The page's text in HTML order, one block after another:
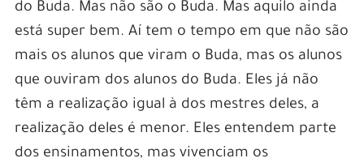
do Buda. Mas não são o Buda. Mas aquilo ainda
está super bem. Aí tem o tempo em que não são
mais os alunos que viram o Buda, mas os alunos
que ouviram dos alunos do Buda. Eles já não
têm a realização igual à dos mestres deles, a
realização deles é menor. Eles entendem parte
dos ensinamentos, mas vivenciam os